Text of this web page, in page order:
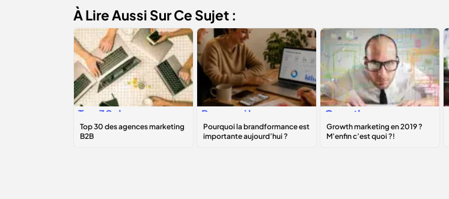
À Lire Aussi Sur Ce Sujet :
Top 30 des
agences
marketing B2B
Pourquoi la
brandformance
est importante
Growth
marketingen
2019 ? M’enfin